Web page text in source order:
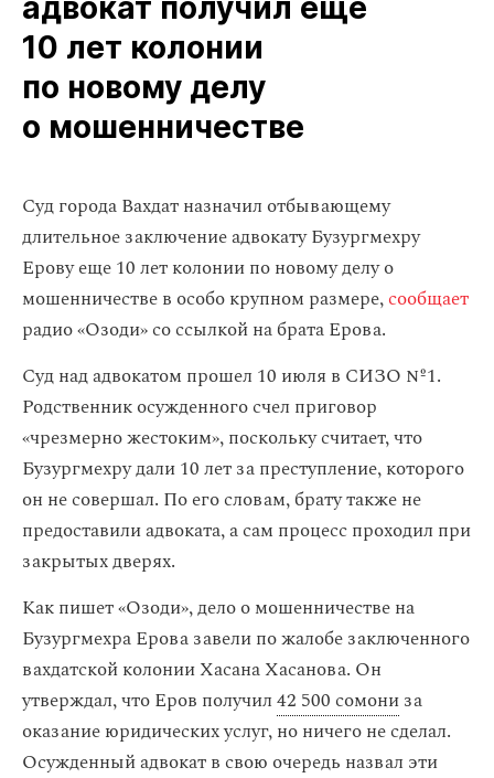
адвокат получил еще
10 лет колонии
по новому делу
о мошенничестве
Суд города Вахдат назначил отбывающему
длительное заключение адвокату Бузургмехру
Ерову еще 10 лет колонии по новому делу о
мошенничестве в особо крупном размере,сообщает
радио «Озоди» со ссылкой на брата Ерова.
Суд над адвокатом прошел 10 июля в СИЗО №1.
Родственник осужденного счел приговор
«чрезмерно жестоким», поскольку считает, что
Бузургмехру дали 10 лет за преступление, которого
он не совершал. По его словам, брату также не
предоставили адвоката, а сам процесс проходил при
закрытых дверях.
Как пишет «Озоди», дело о мошенничестве на
Бузургмехра Ерова завели по жалобе заключенного
вахдатской колонии Хасана Хасанова. Он
утверждал, что Еров получил42 500 сомониза
оказание юридических услуг, но ничего не сделал.
Осужденный адвокат в свою очередь назвал эти